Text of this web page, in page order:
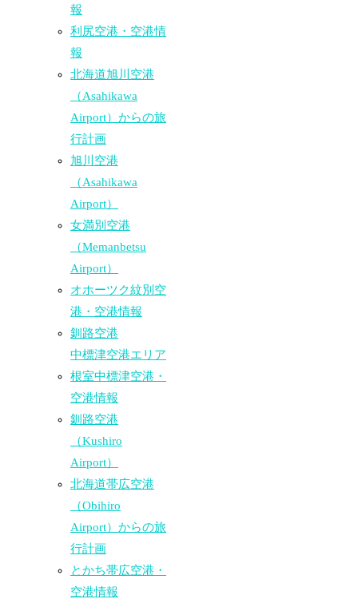
報
利尻空港・空港情
報
北海道旭川空港
（Asahikawa
Airport）からの旅
行計画
旭川空港
（Asahikawa
Airport）
女満別空港
（Memanbetsu
Airport）
オホーツク紋別空
港・空港情報
釧路空港
中標津空港エリア
根室中標津空港・
空港情報
釧路空港
（Kushiro
Airport）
北海道帯広空港
（Obihiro
Airport）からの旅
行計画
とかち帯広空港・
空港情報